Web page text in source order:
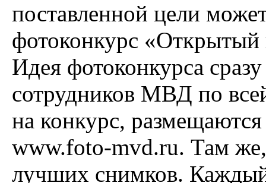
поставленной цели
фотоконкурс
Идея фотоконкурса
сотрудников МВД по
на конкурс,
www.foto-mvd.ru. Там же,
лучших снимков.